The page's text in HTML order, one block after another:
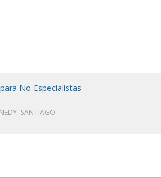
No Especialistas
SANTIAGO